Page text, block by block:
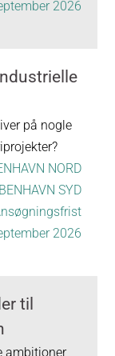
2026
på nogle
NORD
SYD
2026
til
ambitioner